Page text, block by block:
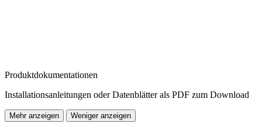
Produktdokumentationen
Installationsanleitungen oder Datenblätter als PDF zum Download
Mehr anzeigen Weniger anzeigen